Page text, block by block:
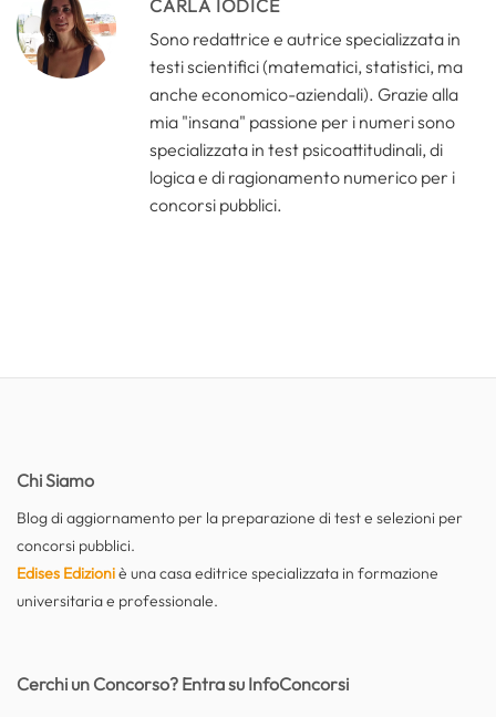
CARLA IODICE
Sono redattrice e autrice specializzata in
testi scientifici (matematici, statistici, ma
anche economico-aziendali). Grazie alla
mia "insana" passione per i numeri sono
specializzata in test psicoattitudinali, di
logica e di ragionamento numerico per i
concorsi pubblici.
Chi Siamo
Blog di aggiornamento per la preparazione di test e selezioni per
concorsi pubblici.
Edises Edizioniè una casa editrice specializzata in formazione
universitaria e professionale.
Cerchi un Concorso? Entra su InfoConcorsi